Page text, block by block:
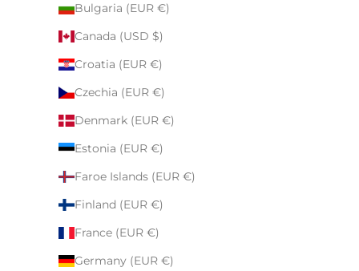
Bulgaria (EUR €)
Canada (USD $)
Croatia (EUR €)
Czechia (EUR €)
Denmark (EUR €)
Estonia (EUR €)
Faroe Islands (EUR €)
Finland (EUR €)
France (EUR €)
Germany (EUR €)